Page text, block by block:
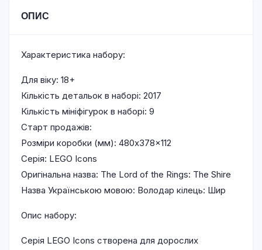
ОПИС
Характеристика набору:
Для віку: 18+
Кількість детальок в наборі: 2017
Кількість мініфігурок в наборі: 9
Старт продажів:
Розміри коробки (мм): 480x378x112
Серія: LEGO Icons
Оригінальна назва: The Lord of the Rings: The Shire
Назва Українською мовою: Володар кілець: Шир
Опис набору:
Серія LEGO Icons створена для дорослих